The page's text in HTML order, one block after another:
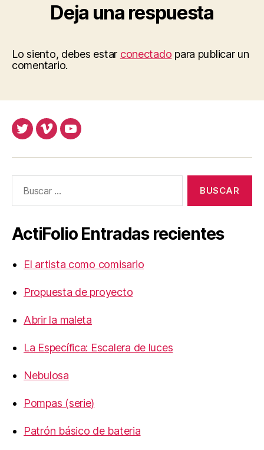
Deja una respuesta
Lo siento, debes estar conectado para publicar un
comentario.
TwitterVimeoYoutube
ActiFolio Entradas recientes
El artista como comisario
Propuesta de proyecto
Abrir la maleta
La Específica: Escalera de luces
Nebulosa
Pompas (serie)
Patrón básico de bateria